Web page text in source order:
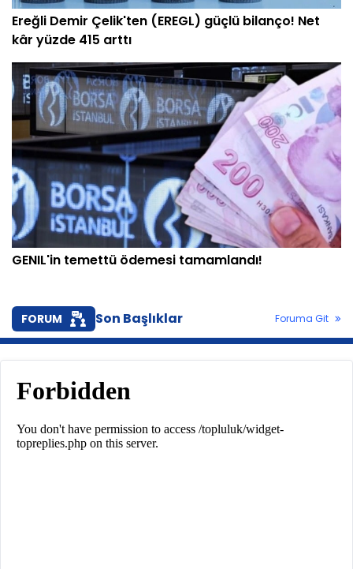
Ereğli Demir Çelik'ten (EREGL) güçlü bilanço! Net
kâr yüzde 415 arttı
GENIL'in temettü ödemesi tamamlandı!
FORUM Son Başlıklar Foruma Git